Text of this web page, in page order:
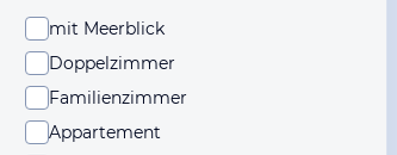
mit Meerblick
Doppelzimmer
Familienzimmer
Appartement